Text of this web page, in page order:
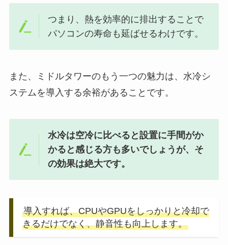
つまり、熱を効率的に排出することで
パソコンの寿命も延ばせるわけです。
また、ミドルタワーのもう一つの魅力は、水冷シ
ステムを導入する余裕があることです。
水冷は空冷に比べると設置に手間がか
かると感じる方も多いでしょうが、そ
の効果は絶大です。
導入すれば、CPUやGPUをしっかりと冷却で
きるだけでなく、静音性も向上します。